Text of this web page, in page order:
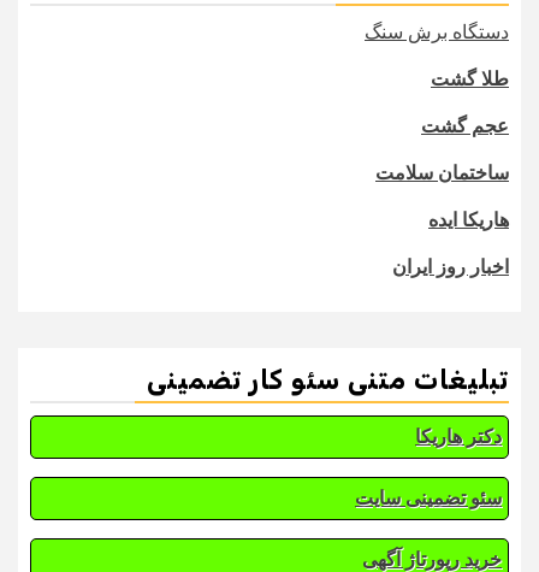
دستگاه برش سنگ
طلا گشت
عجم گشت
ساختمان سلامت
هاریکا ایده
اخبار روز ایران
تبلیغات متنی سئو کار تضمینی
دکتر هاریکا
سئو تضمینی سایت
خرید رپورتاژ آگهی